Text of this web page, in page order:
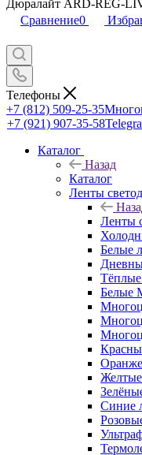
Дюралайт ARD-REG-
Сравнение0
Телефоны
+7 (812) 509-25-35
+7 (921) 907-35-58
Каталог
Назад
Каталог
Ленты
Ленты
Белые
Белые
Синие